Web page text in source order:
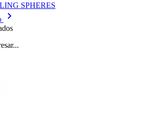
SPHERES
keyboard_arrow_right